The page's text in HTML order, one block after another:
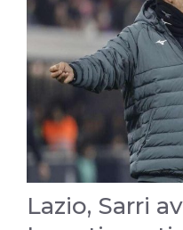
Lazio, Sarri